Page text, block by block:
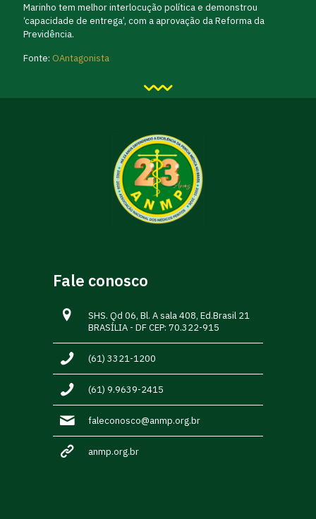
Marinho tem melhor interlocução política e demonstrou
‘capacidade de entrega’, com a aprovação da Reforma da
Previdência.
Fonte: OAntagonista
Fale conosco
SHS. Qd 06, Bl. A sala 408, Ed.Brasil 21
BRASÍLIA - DF CEP: 70.322-915
(61) 3321-1200
(61) 9.9639-2415
faleconosco@anmp.org.br
anmp.org.br